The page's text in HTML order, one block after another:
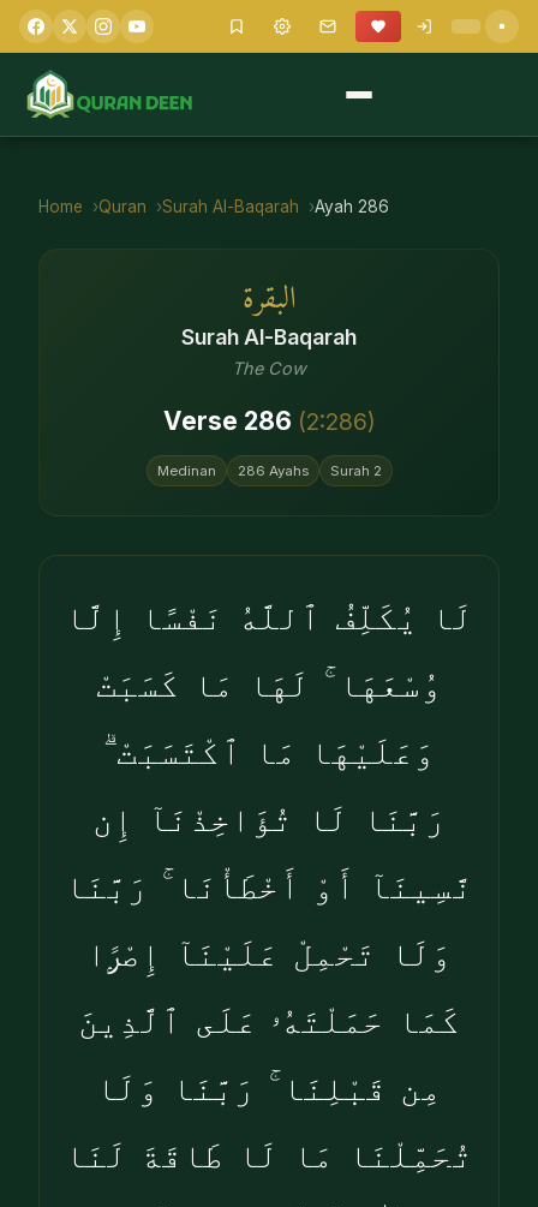
Home Quran Surah Al-Baqarah Ayah 286
البقرة
Surah Al-Baqarah
The Cow
Verse 286 (2:286)
Medinan 286 Ayahs Surah 2
لَا يُكَلِّفُ ٱللَّهُ نَفْسًا إِلَّا
وُسْعَهَا ۚ لَهَا مَا كَسَبَتْ
وَعَلَيْهَا مَا ٱكْتَسَبَتْ ۗ
رَبَّنَا لَا تُؤَاخِذْنَآ إِن
نَّسِينَآ أَوْ أَخْطَأْنَا ۚ رَبَّنَا
وَلَا تَحْمِلْ عَلَيْنَآ إِصْرًۭا
كَمَا حَمَلْتَهُۥ عَلَى ٱلَّذِينَ
مِن قَبْلِنَا ۚ رَبَّنَا وَلَا
تُحَمِّلْنَا مَا لَا طَاقَةَ لَنَا